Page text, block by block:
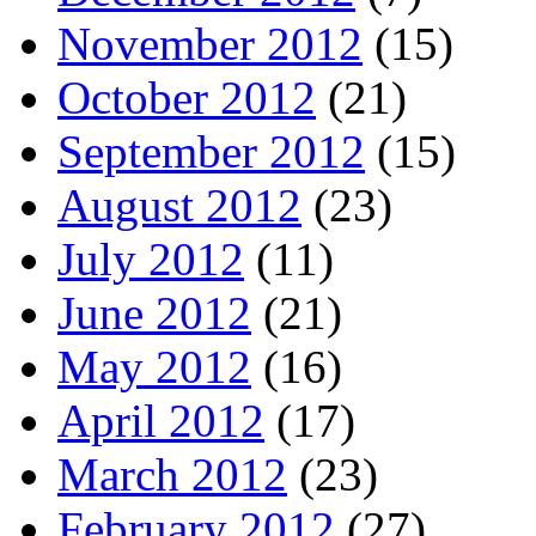
November 2012 (15)
October 2012 (21)
September 2012 (15)
August 2012 (23)
July 2012 (11)
June 2012 (21)
May 2012 (16)
April 2012 (17)
March 2012 (23)